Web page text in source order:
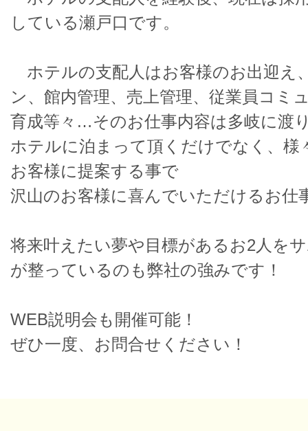
している瀬戸口です。
ホテルの支配人はお客様のお出迎え
ン、館内管理、売上管理、従業員コミ
育成等々…そのお仕事内容は多岐に渡
ホテルに泊まって頂くだけでなく、様
お客様に提案する事で
沢山のお客様に喜んでいただけるお仕
将来叶えたい夢や目標があるお2人を
が整っているのも弊社の強みです！
WEB説明会も開催可能！
ぜひ一度、お問合せください！